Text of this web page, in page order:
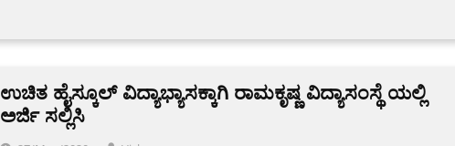
ಉಚಿತ ಹೈಸ್ಕೂಲ್ ವಿದ್ಯಾಭ್ಯಾಸಕ್ಕಾಗಿ ರಾಮಕೃಷ್ಣ ವಿದ್ಯಾಸಂಸ್ಥೆ ಯಲ್ಲಿ
ಅರ್ಜಿ ಸಲ್ಲಿಸಿ